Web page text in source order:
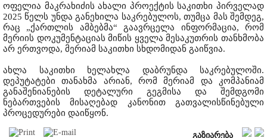
ოფელია მაკრახიძის ახალი პროექტის საკითხი პირველად
2025 წელს უნდა განეხილა საკრებულოს, თუმცა მას შემდეგ,
რაც „ქართლის ამბებმა“ გაავრცელა ინფორმაცია, რომ
მერიის დოკუმენტაციას მიწის ყველა მესაკუთრის თანხმობა
არ ერთვოდა, მერიამ საკითხი სხდომიდან გაიწვია.
ახლა საკითხი ხელახლა დაბრუნდა საკრებულოში.
დეპუტატები თანახმა არიან, რომ მერიამ და კომპანიამ
განაშენიანების დეტალური გეგმისა და შემდგომი
ნებართვების მისაღებად კანონით გათვალისწინებული
პროცედურები დაიწყონ.
გაზიარება